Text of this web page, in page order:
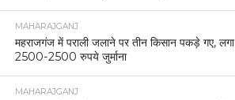
MAHARAJGANJ
महराजगंज में पराली जलाने पर तीन किसान पकड़े गए, लगा
2500-2500 रुपये जुर्माना
MAHARAJGANJ